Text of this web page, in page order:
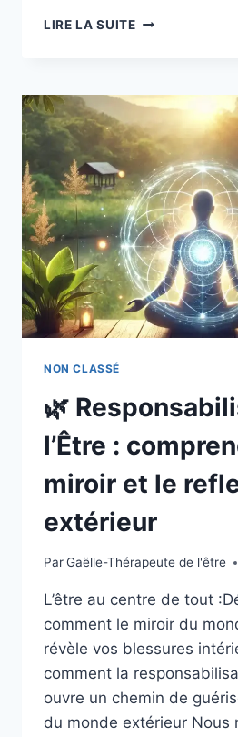
LIRE LA SUITE
NON CLASSÉ
🌿
l’Être :
miroir et le
extérieur
ParGaëlle-Thérapeute de l'être
L’être au centre de tout
comment le miroir du
révèle vos blessures
comment la
ouvre un chemin de
du monde extérieur Nous